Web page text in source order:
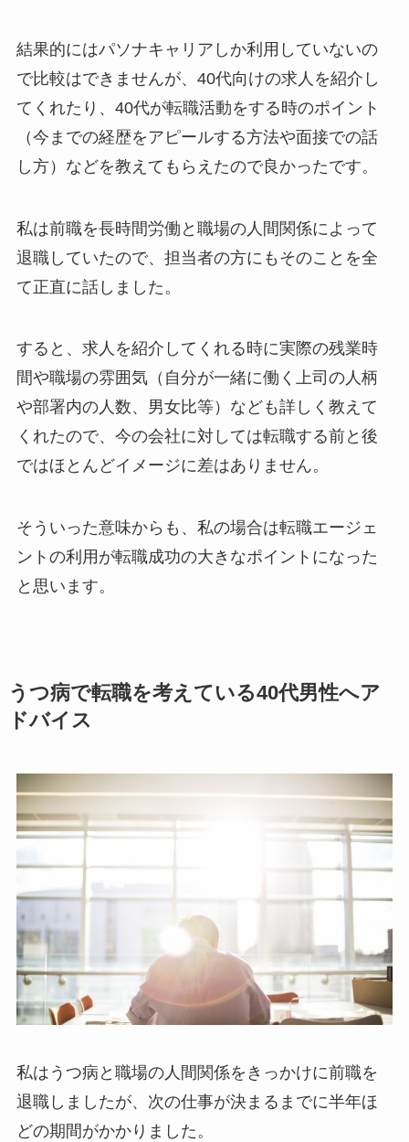
結果的にはパソナキャリアしか利用していないの
で比較はできませんが、40代向けの求人を紹介し
てくれたり、40代が転職活動をする時のポイント
（今までの経歴をアピールする方法や面接での話
し方）などを教えてもらえたので良かったです。
私は前職を長時間労働と職場の人間関係によって
退職していたので、担当者の方にもそのことを全
て正直に話しました。
すると、求人を紹介してくれる時に実際の残業時
間や職場の雰囲気（自分が一緒に働く上司の人柄
や部署内の人数、男女比等）なども詳しく教えて
くれたので、今の会社に対しては転職する前と後
ではほとんどイメージに差はありません。
そういった意味からも、私の場合は転職エージェ
ントの利用が転職成功の大きなポイントになった
と思います。
うつ病で転職を考えている40代男性へア
ドバイス
私はうつ病と職場の人間関係をきっかけに前職を
退職しましたが、次の仕事が決まるまでに半年ほ
どの期間がかかりました。